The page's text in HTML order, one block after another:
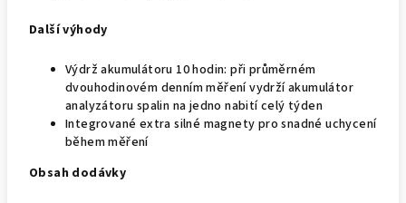
Další výhody
Výdrž akumulátoru 10 hodin: při průměrném
dvouhodinovém denním měření vydrží akumulátor
analyzátoru spalin na jedno nabití celý týden
Integrované extra silné magnety pro snadné uchycení
během měření
Obsah dodávky